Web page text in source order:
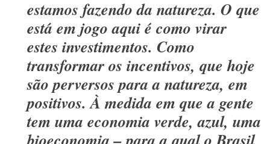
estamos fazendo da natureza. O que
está em jogo aqui é como virar
estes investimentos. Como
transformar os incentivos, que hoje
são perversos para a natureza, em
positivos. À medida em que a gente
tem uma economia verde, azul, uma
bioeconomia – para a qual o Brasil